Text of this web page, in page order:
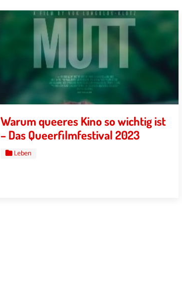
Warum queeres Kino so wichtig ist
– Das Queerfilmfestival 2023
Leben